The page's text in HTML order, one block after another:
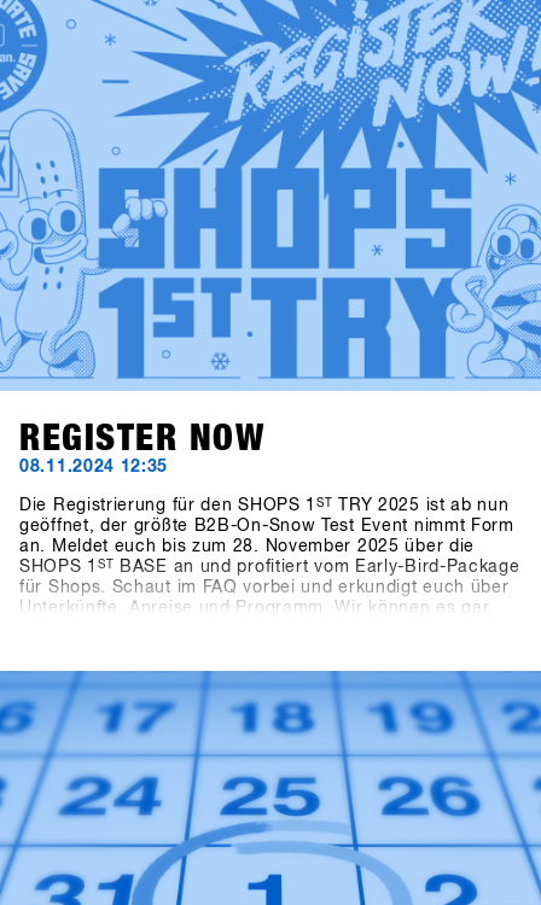
melde dich auf SHOPS 1st BASE an, und check die neuen
Produkte bereits vor dem SHOPS 1st TRY aus!
REGISTER NOW
08.11.2024 12:35
Die Registrierung für den SHOPS 1ST
TRY 2025 ist ab nun
geöffnet, der größte B2B-On-Snow Test Event nimmt Form
an. Meldet euch bis zum 28. November 2025 über die
SHOPS 1 ST
BASE an und profitiert vom Early-Bird-Package
für Shops. Schaut im FAQ vorbei und erkundigt euch über
Unterkünfte, Anreise und Programm. Wir können es gar